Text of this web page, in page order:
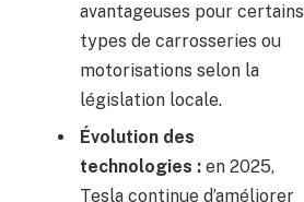
avantageuses pour certains
types de carrosseries ou
motorisations selon la
législation locale.
Évolution des
technologies : en 2025,
Tesla continue d’améliorer